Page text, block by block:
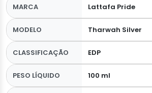
MARCA Lattafa Pride
MODELO Tharwah Silver
CLASSIFICAÇÃO EDP
PESO LÍQUIDO 100 ml